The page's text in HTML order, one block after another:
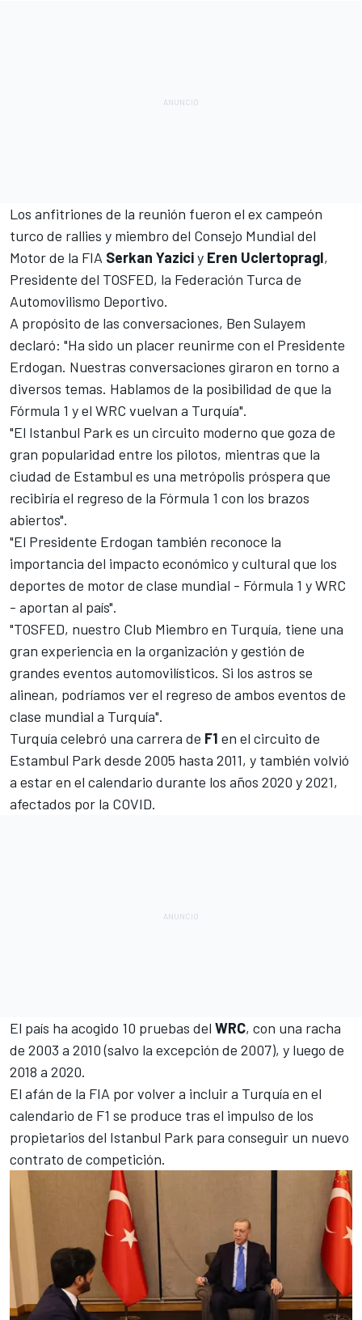
Los anfitriones de la reunión fueron el ex campeón
turco de rallies y miembro del Consejo Mundial del
Motor de la FIA Serkan Yaziciy Eren UclertopragI,
Presidente del TOSFED, la Federación Turca de
Automovilismo Deportivo.
A propósito de las conversaciones, Ben Sulayem
declaró: "Ha sido un placer reunirme con el Presidente
Erdogan. Nuestras conversaciones giraron en torno a
diversos temas. Hablamos de la posibilidad de que la
Fórmula 1 y el WRC vuelvan a Turquía".
"El Istanbul Park es un circuito moderno que goza de
gran popularidad entre los pilotos, mientras que la
ciudad de Estambul es una metrópolis próspera que
recibiría el regreso de la Fórmula 1 con los brazos
abiertos".
"El Presidente Erdogan también reconoce la
importancia del impacto económico y cultural que los
deportes de motor de clase mundial - Fórmula 1 y WRC
- aportan al país".
"TOSFED, nuestro Club Miembro en Turquía, tiene una
gran experiencia en la organización y gestión de
grandes eventos automovilísticos. Si los astros se
alinean, podríamos ver el regreso de ambos eventos de
clase mundial a Turquía".
Turquía celebró una carrera de F1 en el circuito de
Estambul Parkdesde 2005 hasta 2011, y también volvió
a estar en el calendario durante los años 2020 y2021,
afectados por la COVID.
El país ha acogido 10 pruebas del WRC, con una racha
de 2003 a 2010 (salvo la excepción de 2007), y luego de
2018 a 2020.
El afán de la FIA por volver a incluir a Turquía en el
calendario de F1 se produce tras el impulso de los
propietarios del Istanbul Park para conseguir un nuevo
contrato de competición.